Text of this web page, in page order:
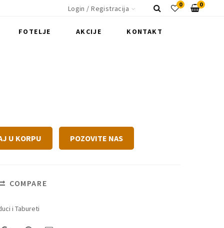
Login / Registracija 0 0
FOTELJE AKCIJE KONTAKT
U KORPU POZOVITE NAS
COMPARE
i Tabureti